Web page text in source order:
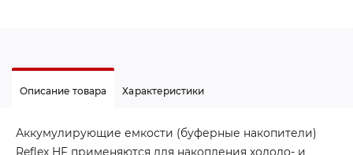
Описание товара Характеристики
Аккумулирующие емкости (буферные накопители)
Reflex HF применяются для накопления холодо- и